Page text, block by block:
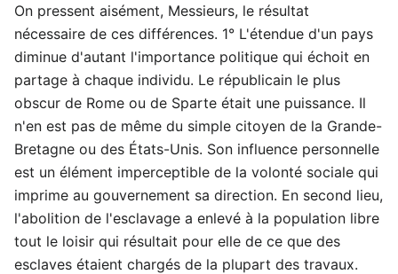
On pressent aisément, Messieurs, le résultat
nécessaire de ces différences. 1° L'étendue d'un pays
diminue d'autant l'importance politique qui échoit en
partage à chaque individu. Le républicain le plus
obscur de Rome ou de Sparte était une puissance. Il
n'en est pas de même du simple citoyen de la Grande-
Bretagne ou des États-Unis. Son influence personnelle
est un élément imperceptible de la volonté sociale qui
imprime au gouvernement sa direction. En second lieu,
l'abolition de l'esclavage a enlevé à la population libre
tout le loisir qui résultait pour elle de ce que des
esclaves étaient chargés de la plupart des travaux.